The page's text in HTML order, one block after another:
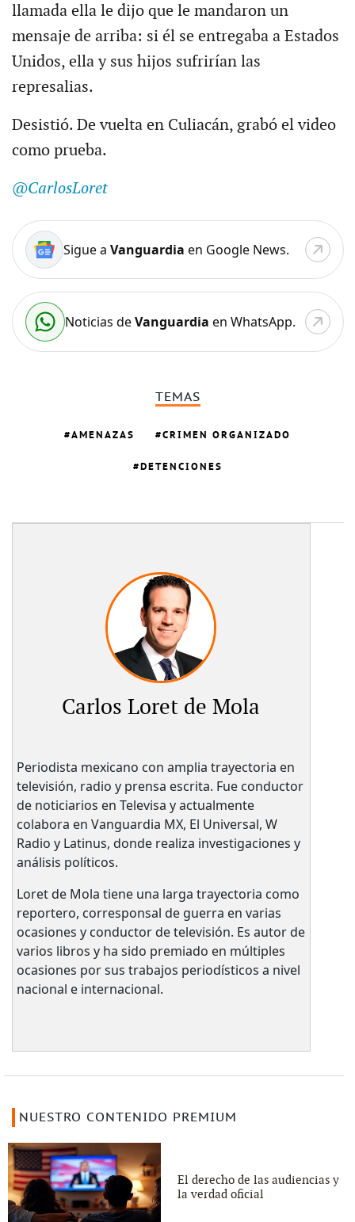
llamada ella le dijo que le mandaron un
mensaje de arriba: si él se entregaba a Estados
Unidos, ella y sus hijos sufrirían las
represalias.
Desistió. De vuelta en Culiacán, grabó el video
como prueba.
@CarlosLoret
Sigue a Vanguardia en Google News.
Noticias deVanguardia en WhatsApp.
TEMAS
AMENAZAS CRIMEN ORGANIZADO
DETENCIONES
Carlos Loret de Mola
Periodista mexicano con amplia trayectoria en
televisión, radio y prensa escrita. Fue conductor
de noticiarios en Televisa y actualmente
colabora en Vanguardia MX, El Universal, W
Radio y Latinus, donde realiza investigaciones y
análisis políticos.
Loret de Mola tiene una larga trayectoria como
reportero, corresponsal de guerra en varias
ocasiones y conductor de televisión. Es autor de
varios libros y ha sido premiado en múltiples
ocasiones por sus trabajos periodísticos a nivel
nacional e internacional.
NUESTRO CONTENIDO PREMIUM
El derecho de las audiencias y
la verdad oficial